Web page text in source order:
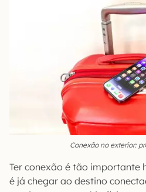
Conexão no exterior:
Ter conexão é tão importante
é já chegar ao destino